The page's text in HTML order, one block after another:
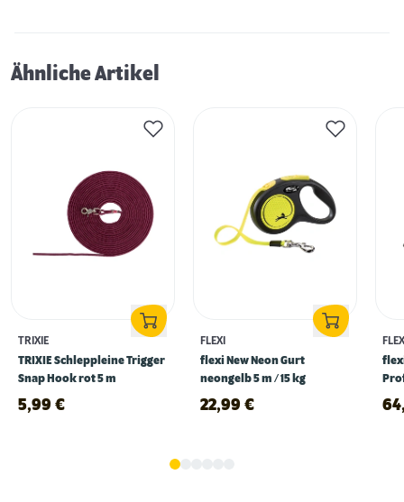
Ähnliche Artikel
TRIXIE
TRIXIE Schleppleine Trigger
Snap Hook rot 5 m
5,99 €
FLEXI
flexi New Neon Gurt
neongelb 5 m / 15 kg
22,99 €